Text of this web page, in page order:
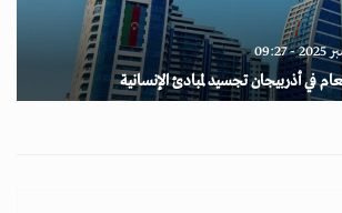
في أذربيجان تجسيد لمبادئ الإنسانية